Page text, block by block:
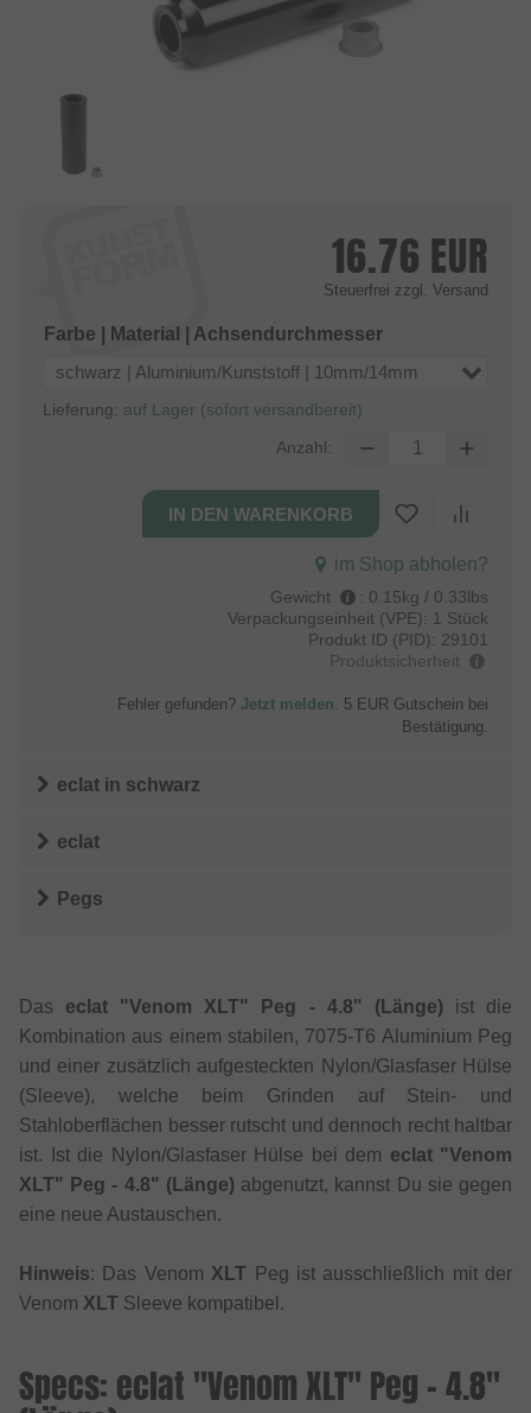
16.76 EUR
Steuerfrei zzgl. Versand
Farbe | Material | Achsendurchmesser
schwarz | Aluminium/Kunststoff | 10mm/14mm
Lieferung: auf Lager (sofort versandbereit)
Anzahl:
im Shop abholen?
Gewicht : 0.15kg / 0.33lbs
Verpackungseinheit (VPE): 1 Stück
Produkt ID (PID): 29101
Produktsicherheit
Fehler gefunden? Jetzt melden . 5 EUR Gutschein bei
Bestätigung.
eclat in schwarz
eclat
Pegs
Das eclat "Venom XLT" Peg - 4.8" (Länge)ist die
Kombination aus einem stabilen, 7075-T6 Aluminium Peg
und einer zusätzlich aufgesteckten Nylon/Glasfaser Hülse
(Sleeve), welche beim Grinden auf Stein- und
Stahloberflächen besser rutscht und dennoch recht haltbar
ist. Ist die Nylon/Glasfaser Hülse bei dem eclat "Venom
XLT" Peg - 4.8" (Länge)abgenutzt, kannst Du sie gegen
eine neue Austauschen.
Hinweis: Das Venom XLT Peg ist ausschließlich mit der
Venom XLT Sleeve kompatibel.
Specs: eclat "Venom XLT" Peg - 4.8"